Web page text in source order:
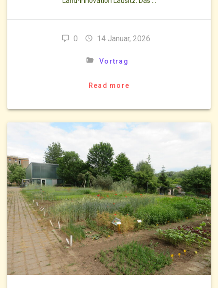
0 14 Januar, 2026
Vortrag
Read more